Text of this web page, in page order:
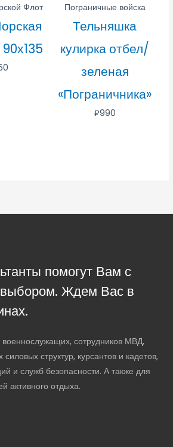
Флот Пограничные войска
Тельняшка
кулирка отбел/
зеленая
«Пограничника»
₽990
помогут Вам с
Ждем Вас в
сотрудников МВД,
структур, курсантов и кадетов,
и служб безопасности. А также для
активного отдыха.